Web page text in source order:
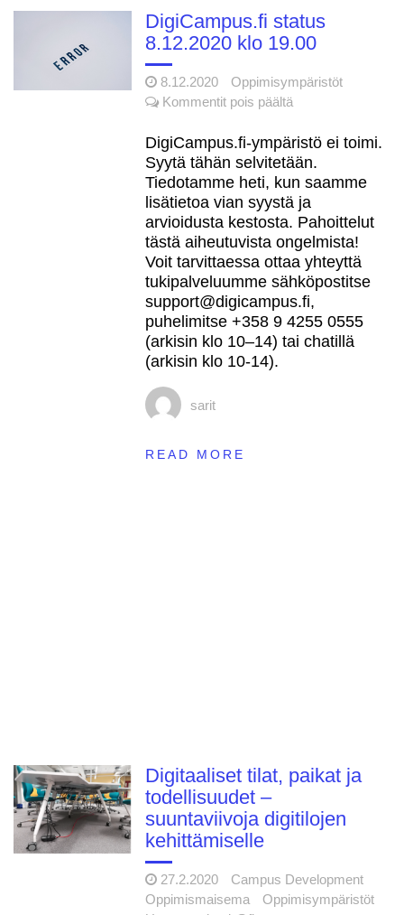
DigiCampus.fi status
8.12.2020 klo 19.00
8.12.2020
Oppimisympäristöt
Kommentit pois päältä
status
8.12.2020
klo
19.00
DigiCampus.fi-ympäristö ei toimi.
Syytä tähän selvitetään.
Tiedotamme heti, kun saamme
lisätietoa vian syystä ja
arvioidusta kestosta. Pahoittelut
tästä aiheutuvista ongelmista!
Voit tarvittaessa ottaa yhteyttä
tukipalveluumme sähköpostitse
support@digicampus.fi,
puhelimitse +358 9 4255 0555
(arkisin klo 10–14) tai chatillä
(arkisin klo 10-14).
sarit
READ MORE
Digitaaliset tilat, paikat ja
todellisuudet –
suuntaviivoja digitilojen
kehittämiselle
27.2.2020
Campus Development
Oppimismaisema
Oppimisympäristöt